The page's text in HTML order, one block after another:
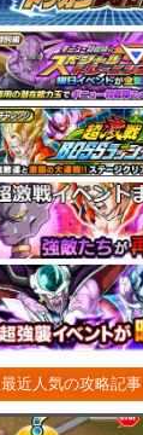
最近人気の攻略記事